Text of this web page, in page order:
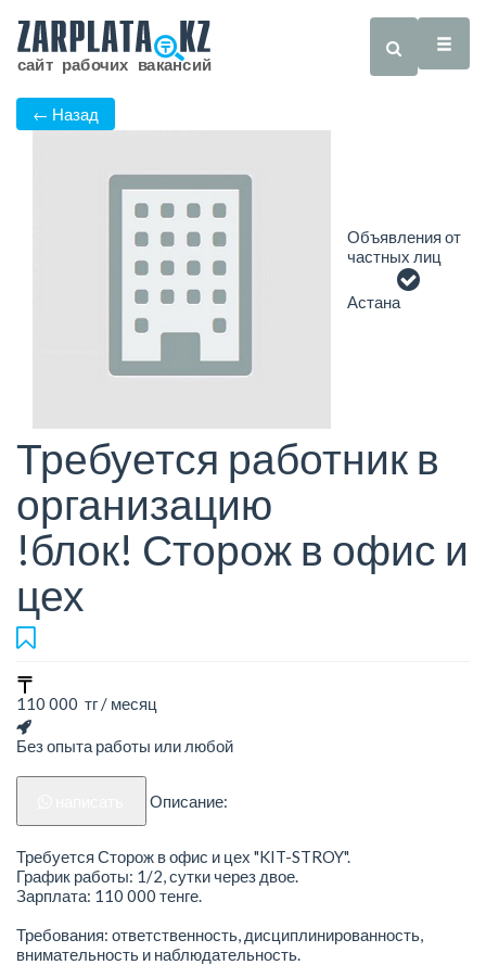
← Назад
Объявления от
частных лиц
Астана
Требуется работник в
организацию
!блок! Сторож в офис и
цех
110 000 тг / месяц
Без опыта работы или любой
Описание:
Требуется Сторож в офис и цех "KIT-STROY".
График работы: 1/2, сутки через двое.
Зарплата: 110 000 тенге.
Требования: ответственность, дисциплинированность,
внимательность и наблюдательность.